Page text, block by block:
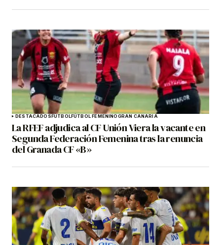
DESTACADOSFÚTBOLFÚTBOL FEMENINOGRAN CANARIA
La RFEF adjudica al CF Unión Viera la vacante en
Segunda Federación Femenina tras la renuncia
del Granada CF «B»